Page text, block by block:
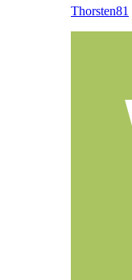
Thorsten81